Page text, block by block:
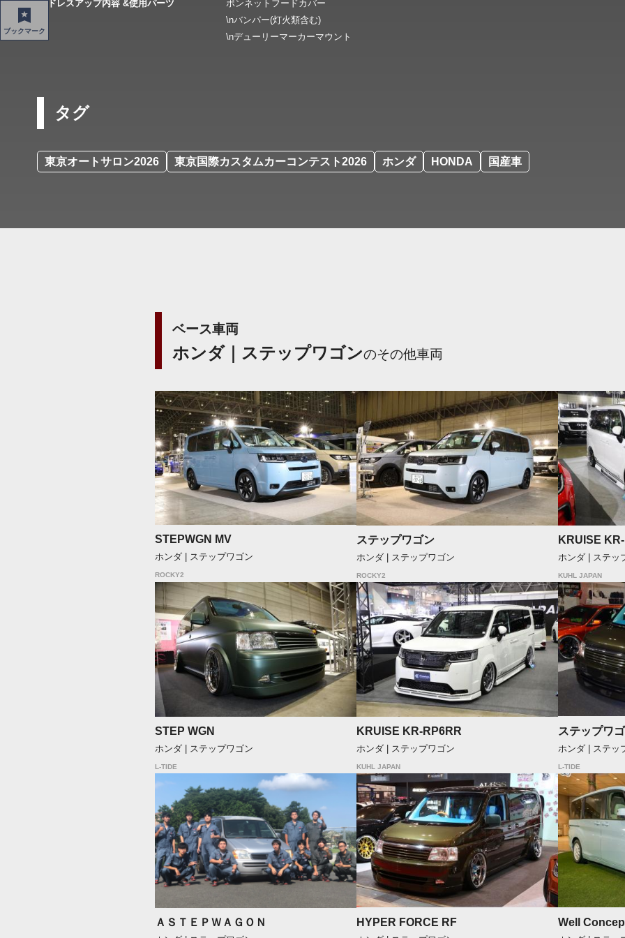
ドレスアップ内容 &使用パーツ
ボンネットフードカバー
\nバンパー(灯火類含む)
\nデューリーマーカーマウント
タグ
東京オートサロン2026 東京国際カスタムカーコンテスト2026 ホンダ HONDA 国産車
ベース車両
ホンダ｜ステップワゴンのその他車両
STEPWGN MV
ホンダ | ステップワゴン
ROCKY2
ステップワゴン
ホンダ | ステップワゴン
ROCKY2
KRUISE
ホンダ | ステッ
KUHL JAPAN
STEP WGN
ホンダ | ステップワゴン
L-TIDE
KRUISE KR-RP6RR
ホンダ | ステップワゴン
KUHL JAPAN
ステップワ
ホンダ | ステッ
L-TIDE
ＡＳＴＥＰＷＡＧＯＮ HYPER FORCE RF Well
ブックマーク